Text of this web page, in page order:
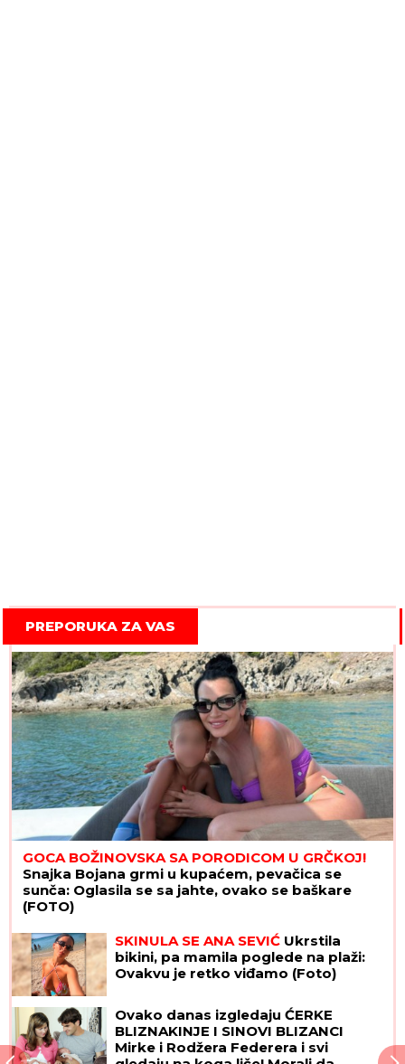
PREPORUKA ZA VAS
GOCA BOŽINOVSKA SA PORODICOM U GRČKOJ!
Snajka Bojana grmi u kupaćem, pevačica se
sunča: Oglasila se sa jahte, ovako se baškare
(FOTO)
SKINULA SE ANA SEVIĆ Ukrstila
bikini, pa mamila poglede na plaži:
Ovakvu je retko viđamo (Foto)
Ovako danas izgledaju ĆERKE
BLIZNAKINJE I SINOVI BLIZANCI
Mirke i Rodžera Federera i svi